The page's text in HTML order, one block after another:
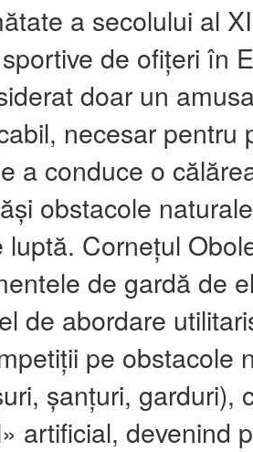
a secolului al
de ofițeri în
doar un
, necesar pentru
a conduce o
obstacole
luptă. Cornețul
de gardă de
de abordare
pe obstacole
șanțuri, garduri),
artificial, devenind